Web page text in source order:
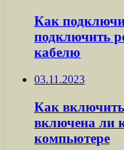
Как
подключить
кабелю
03.11.2023
Как
включена ли
компьютере